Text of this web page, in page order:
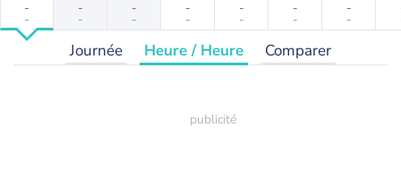
-
-
-
-
-
-
-
-
-
-
-
-
-
-
Journée Heure / Heure Comparer